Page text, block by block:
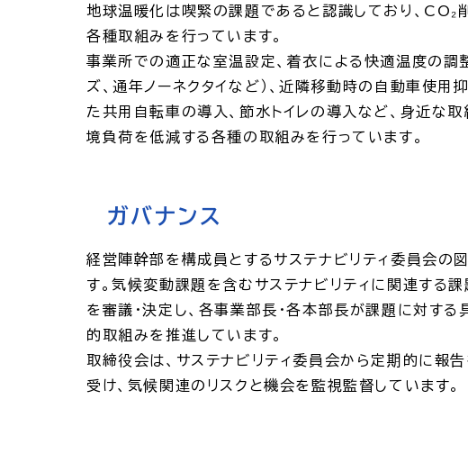
地球温暖化は喫緊の課題であると認識しており、CO₂
各種取組みを行っています。
事業所での適正な室温設定、着衣による快適温度の調
ズ、通年ノーネクタイなど）、近隣移動時の自動車使用
た共用自転車の導入、節水トイレの導入など、身近な取
境負荷を低減する各種の取組みを行っています。
ガバナンス
経営陣幹部を構成員とするサステナビリティ委員会の
す。気候変動課題を含むサステナビリティに関連する課
を審議・決定し、各事業部長・各本部長が課題に対する
的取組みを推進しています。
取締役会は、サステナビリティ委員会から定期的に報告
受け、気候関連のリスクと機会を監視監督しています。